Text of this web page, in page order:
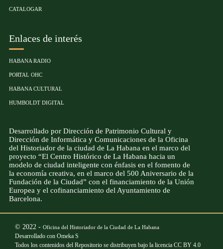
CATALOGAR
Enlaces de interés
HABANA RADIO
PORTAL OHC
HABANA CULTURAL
HUMBOLDT DIGITAL
Desarrollado por Dirección de Patrimonio Cultural y
Dirección de Informática y Comunicaciones de la Oficina
del Historiador de la ciudad de La Habana en el marco del
proyecto “El Centro Histórico de La Habana hacia un
modelo de ciudad inteligente con énfasis en el fomento de
la economía creativa, en el marco del 500 Aniversario de la
Fundación de la Ciudad” con el financiamiento de la Unión
Europea y el cofinanciamiento del Ayuntamiento de
Barcelona.
© 2022 - Oficina del Historiador de la Ciudad de La Habana
Desarrollado con Omeka S
Todos los contenidos del Repositorio se distribuyen bajo la licencia CC BY 4.0